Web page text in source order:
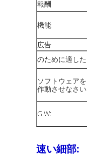
報酬
機能
広告
のために適した
ソフトウェアを
作動させなさい
G.W:
速い細部: